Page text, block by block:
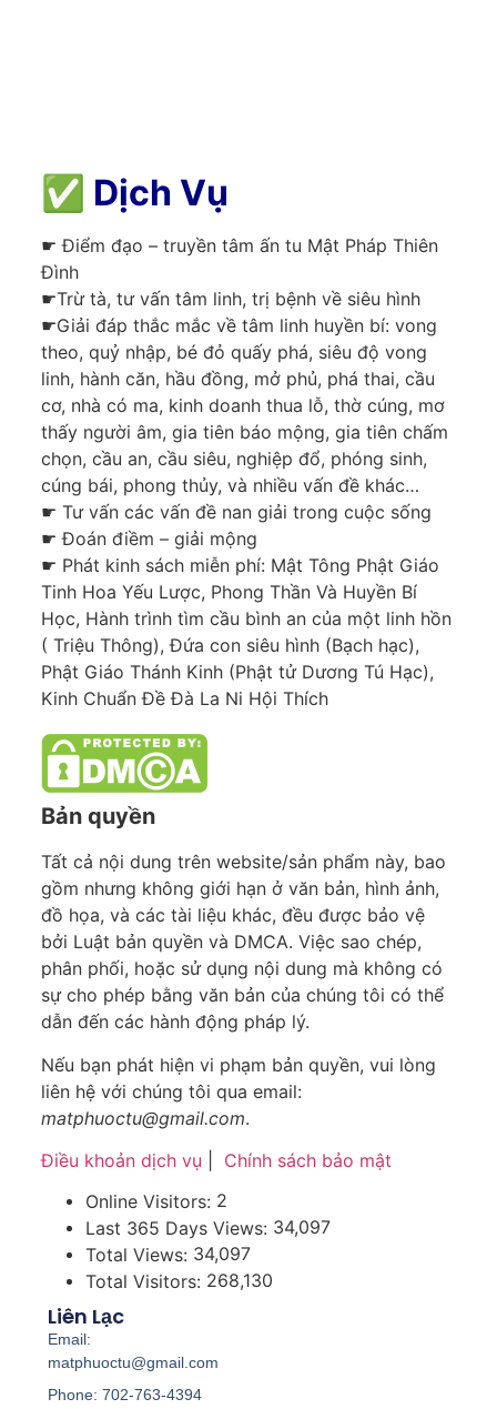
✅ Dịch Vụ
☛ Điểm đạo – truyền tâm ấn tu Mật Pháp Thiên
Đình
☛Trừ tà, tư vấn tâm linh, trị bệnh về siêu hình
☛Giải đáp thắc mắc về tâm linh huyền bí: vong
theo, quỷ nhập, bé đỏ quấy phá, siêu độ vong
linh, hành căn, hầu đồng, mở phủ, phá thai, cầu
cơ, nhà có ma, kinh doanh thua lỗ, thờ cúng, mơ
thấy người âm, gia tiên báo mộng, gia tiên chấm
chọn, cầu an, cầu siêu, nghiệp đổ, phóng sinh,
cúng bái, phong thủy, và nhiều vấn đề khác…
☛ Tư vấn các vấn đề nan giải trong cuộc sống
☛ Đoán điềm – giải mộng
☛ Phát kinh sách miễn phí: Mật Tông Phật Giáo
Tinh Hoa Yếu Lược, Phong Thần Và Huyền Bí
Học, Hành trình tìm cầu bình an của một linh hồn
( Triệu Thông), Đứa con siêu hình (Bạch hạc),
Phật Giáo Thánh Kinh (Phật tử Dương Tú Hạc),
Kinh Chuẩn Đề Đà La Ni Hội Thích
Bản quyền
Tất cả nội dung trên website/sản phẩm này, bao
gồm nhưng không giới hạn ở văn bản, hình ảnh,
đồ họa, và các tài liệu khác, đều được bảo vệ
bởi Luật bản quyền và DMCA. Việc sao chép,
phân phối, hoặc sử dụng nội dung mà không có
sự cho phép bằng văn bản của chúng tôi có thể
dẫn đến các hành động pháp lý.
Nếu bạn phát hiện vi phạm bản quyền, vui lòng
liên hệ với chúng tôi qua email:
matphuoctu@gmail.com.
Điều khoản dịch vụ
Chính sách bảo mật
Online Visitors: 2
Last 365 Days Views: 34,097
Total Views: 34,097
Total Visitors: 268,130
Liên Lạc
Email:
matphuoctu@gmail.com
Phone: 702-763-4394